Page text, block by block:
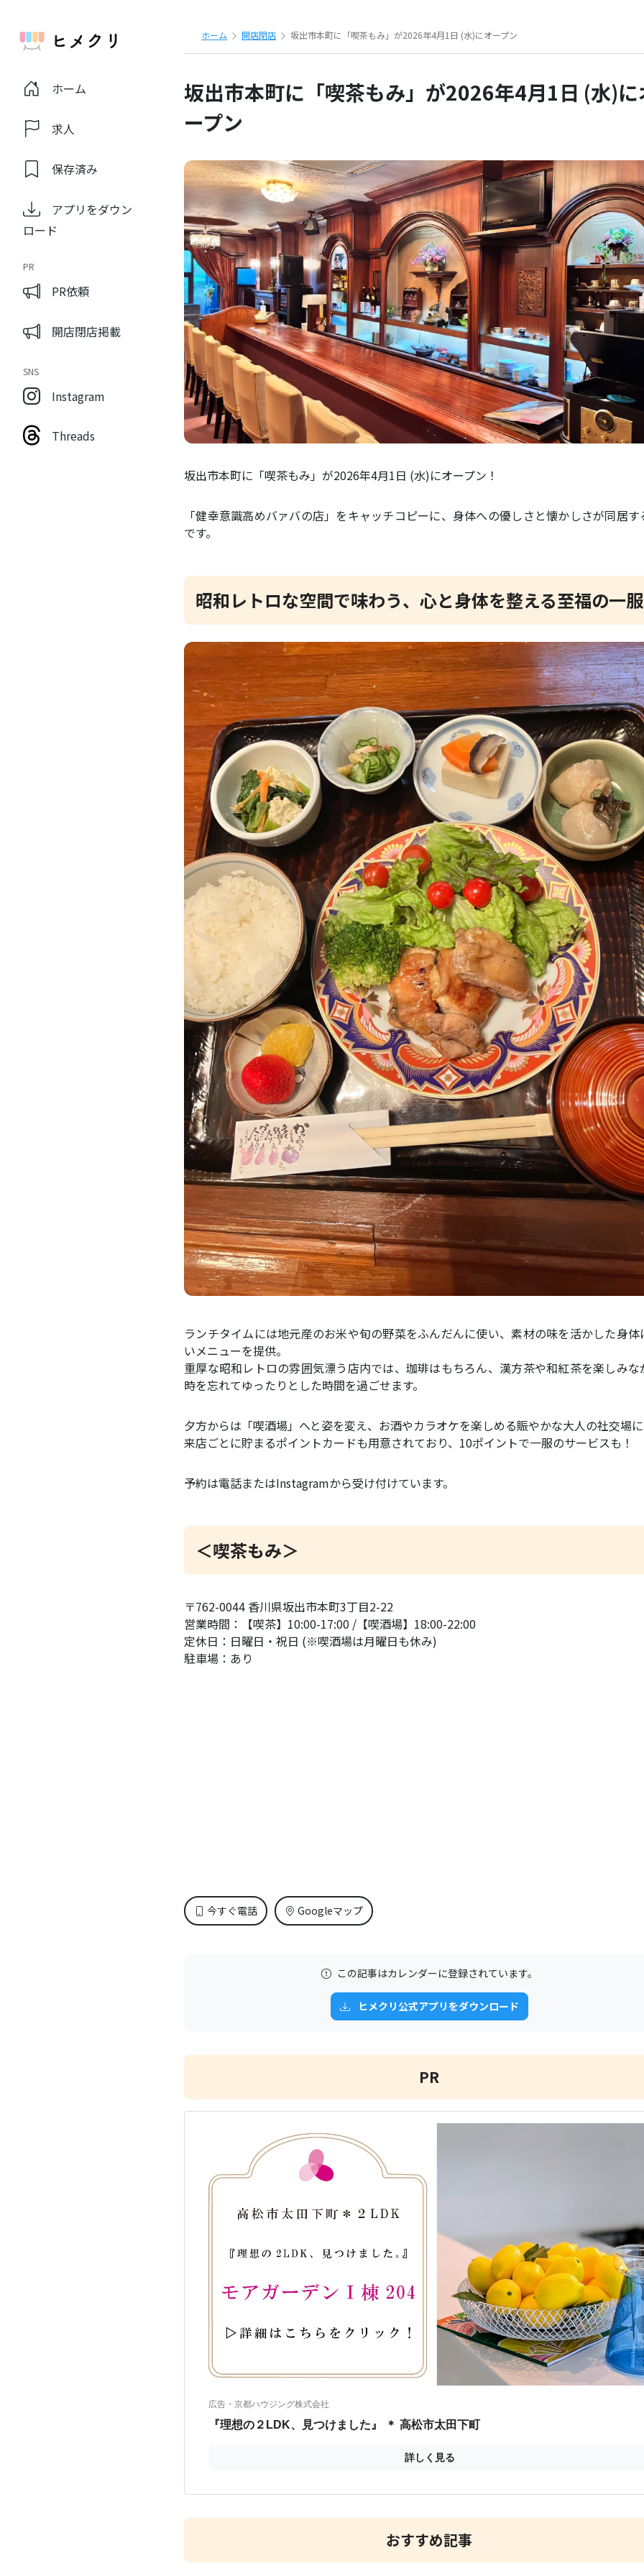
ホーム
求人
保存済み
アプリをダウン
ロード
PR
PR依頼
開店閉店掲載
SNS
Instagram
Threads
ホーム 開店閉店 坂出市本町に「喫茶もみ」が2026年4月1日 (水)にオープン
坂出市本町に「喫茶もみ」が2026年4月1日 (水)に
ープン
坂出市本町に「喫茶もみ」が2026年4月1日 (水)にオープン！
「健幸意識高めバァバの店」をキャッチコピーに、身体への優しさと懐かしさが同居す
です。
昭和レトロな空間で味わう、心と身体を整える至福の一服
ランチタイムには地元産のお米や旬の野菜をふんだんに使い、素材の味を活かした身体
いメニューを提供。
重厚な昭和レトロの雰囲気漂う店内では、珈琲はもちろん、漢方茶や和紅茶を楽しみな
時を忘れてゆったりとした時間を過ごせます。
夕方からは「喫酒場」へと姿を変え、お酒やカラオケを楽しめる賑やかな大人の社交場に
来店ごとに貯まるポイントカードも用意されており、10ポイントで一服のサービスも！
予約は電話またはInstagramから受け付けています。
＜喫茶もみ＞
〒762-0044 香川県坂出市本町3丁目2-22
営業時間：【喫茶】10:00-17:00 /【喫酒場】18:00-22:00
定休日：日曜日・祝日 (※喫酒場は月曜日も休み)
駐車場：あり
今すぐ電話 Googleマップ
この記事はカレンダーに登録されています。
ヒメクリ公式アプリをダウンロード
PR
おすすめ記事